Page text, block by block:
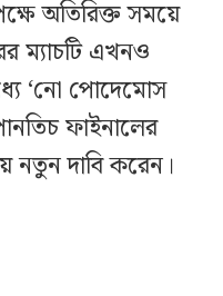
অতিরিক্ত সময়ে
ম্যাচটি এখনও
‘নো পোদেমোস
ফাইনালের
নতুন দাবি করেন।